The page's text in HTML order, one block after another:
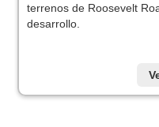
terrenos de Roosevelt
desarrollo.